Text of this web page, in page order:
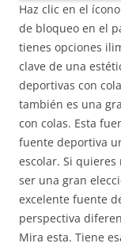
Haz clic en el
de bloqueo en el
tienes opciones
clave de una
deportivas con
también es una
con colas. Esta
fuente deportiva
escolar. Si
ser una gran
excelente fuente
perspectiva
Mira esta. Tiene